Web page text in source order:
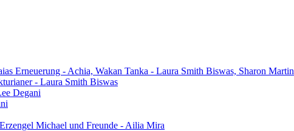
Erneuerung - Achia, Wakan Tanka - Laura Smith Biswas, Sharon Martin
- Laura Smith Biswas
Degani
Michael und Freunde - Ailia Mira